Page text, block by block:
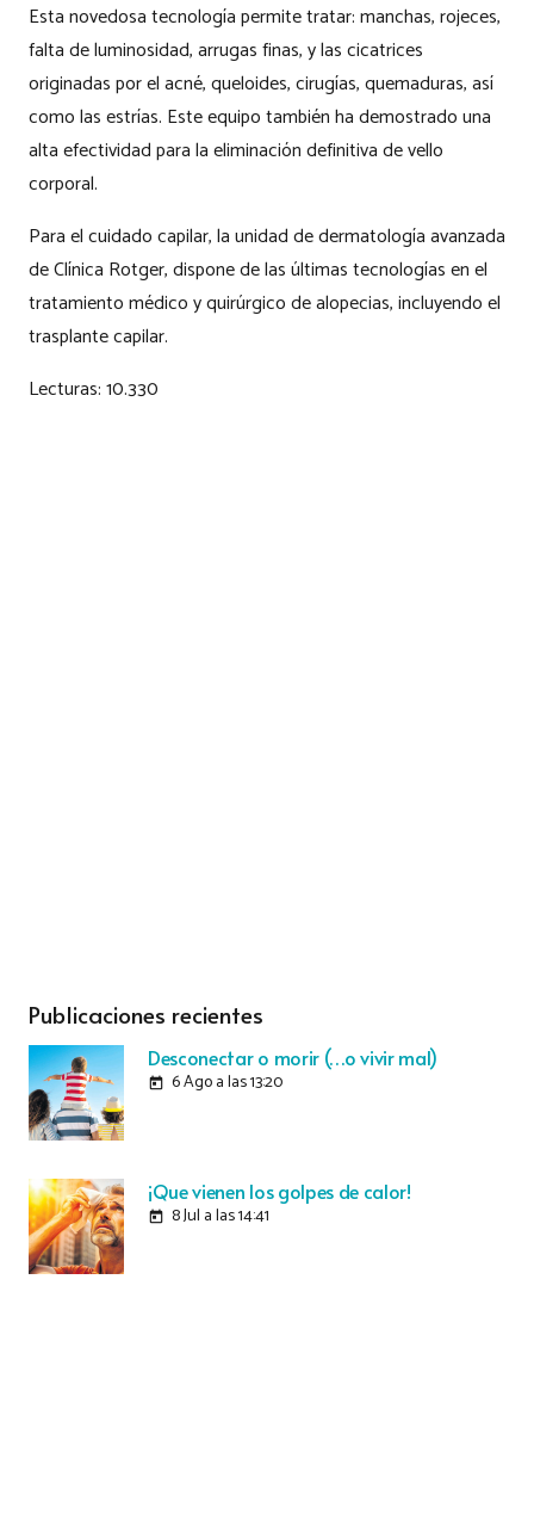
Esta novedosa tecnología permite tratar: manchas, rojeces,
falta de luminosidad, arrugas finas, y las cicatrices
originadas por el acné, queloides, cirugías, quemaduras, así
como las estrías. Este equipo también ha demostrado una
alta efectividad para la eliminación definitiva de vello
corporal.
Para el cuidado capilar, la unidad de dermatología avanzada
de Clínica Rotger, dispone de las últimas tecnologías en el
tratamiento médico y quirúrgico de alopecias, incluyendo el
trasplante capilar.
Lecturas:10.330
Publicaciones recientes
Desconectar o morir (…o vivir mal)
today 6 Ago a las 13:20
¡Que vienen los golpes de calor!
today 8 Jul a las 14:41